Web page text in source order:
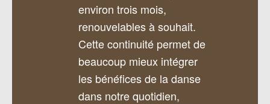
environ trois mois,
renouvelables à souhait.
Cette continuité permet de
beaucoup mieux intégrer
les bénéfices de la danse
dans notre quotidien,